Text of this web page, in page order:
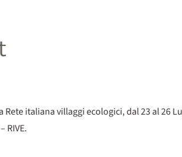
italiana villaggi ecologici, dal 23 al 26
RIVE.